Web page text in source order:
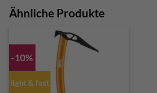
Ähnliche Produkte
-10%
light & fast